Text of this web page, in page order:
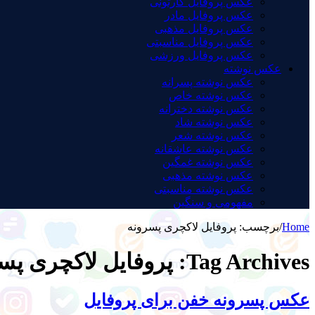
عکس پروفایل مادر
عکس پروفایل مذهبی
عکس پروفایل مناسبتی
عکس پروفایل ورزشی
عکس نوشته
عکس نوشته پسرانه
عکس نوشته خاص
عکس نوشته دخترانه
عکس نوشته شاد
عکس نوشته شعر
عکس نوشته عاشقانه
عکس نوشته غمگین
عکس نوشته مذهبی
عکس نوشته مناسبتی
مفهومی و سنگین
Home
/برچسب: پروفایل لاکچری پسرونه
Tag Archives: پروفایل لاکچری
عکس پسرونه خفن برای پروفایل